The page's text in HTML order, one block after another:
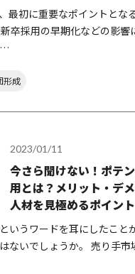
最初に重要なポイントとな
卒採用の早期化などの影響
…
形成
2023/01/11
今さら聞けない！ポテ
用とは？メリット・デ
人材を見極めるポイン
いうワードを耳にしたこと
ないでしょうか。 売り手市